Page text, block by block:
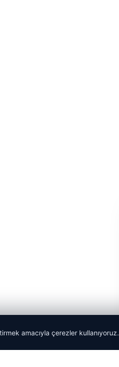
amacıyla çerezler kullanıyoruz.